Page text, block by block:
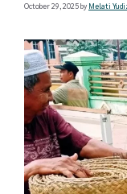
October 29, 2025by Melati